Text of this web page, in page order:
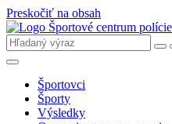
Preskočiť na obsah
Športovci
Športy
Výsledky